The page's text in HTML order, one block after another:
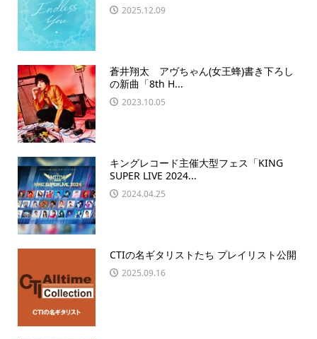
2025.12.09
蒼井翔太 アヴちゃん(女王蜂)書き下ろし
の新曲「8th H...
2023.10.05
キングレコード主催大型フェス「KING
SUPER LIVE 2024...
2024.04.25
CTIの名ギタリストたち プレイリスト公開
2025.09.16